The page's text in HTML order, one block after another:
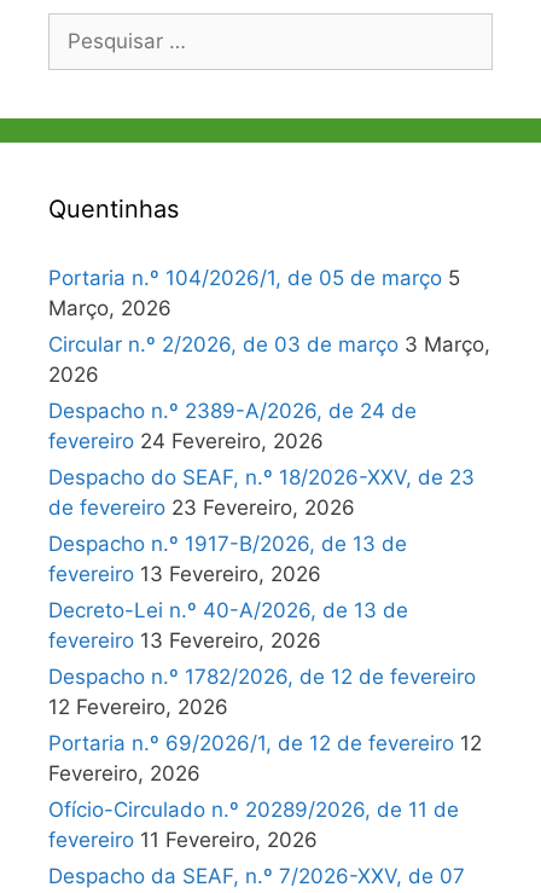
Pesquisar
Quentinhas
Portaria n.º 104/2026/1, de 05 de março 5
Março, 2026
Circular n.º 2/2026, de 03 de março 3 Março,
2026
Despacho n.º 2389-A/2026, de 24 de
fevereiro 24 Fevereiro, 2026
Despacho do SEAF, n.º 18/2026-XXV, de 23
de fevereiro 23 Fevereiro, 2026
Despacho n.º 1917-B/2026, de 13 de
fevereiro 13 Fevereiro, 2026
Decreto-Lei n.º 40-A/2026, de 13 de
fevereiro 13 Fevereiro, 2026
Despacho n.º 1782/2026, de 12 de fevereiro
12 Fevereiro, 2026
Portaria n.º 69/2026/1, de 12 de fevereiro 12
Fevereiro, 2026
Ofício-Circulado n.º 20289/2026, de 11 de
fevereiro 11 Fevereiro, 2026
Despacho da SEAF, n.º 7/2026-XXV, de 07